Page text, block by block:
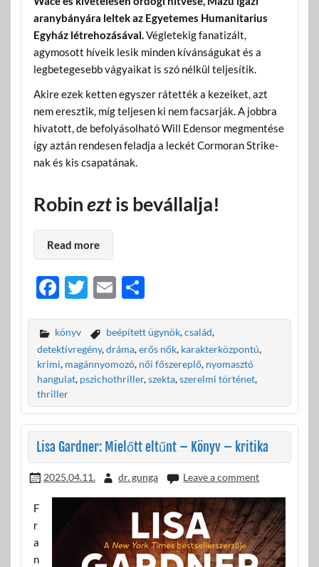
aranybányára leltek az Egyetemes Humanitarius
Egyház létrehozásával.Végletekig fanatizált,
agymosott híveik lesik minden kívánságukat és a
legbetegesebb vágyaikat is szó nélkül teljesítik.
Akire ezek ketten egyszer rátették a kezeiket, azt
nem eresztik, míg teljesen ki nem facsarják. A jobbra
hivatott, de befolyásolható Will Edensor megmentése
így aztán rendesen feladja a leckét Cormoran Strike-
nak és kis csapatának.
Robineztis bevállalja!
Read more
F
e
b
o
o
k
T
itt
er
E
ail
O
za
m
e
g
könyv beépített ügynök,család,
detektívregény,dráma,erős nők, karakterközpontú,
krimi, magánnyomozó, női főszereplő, nyomasztó
hangulat, pszichothriller,szekta,szerelmi történet,
thriller
Lisa Gardner: Mielőtt eltűnt – Könyv – kritika
2025.04.11. dr. gunga Leave a comment
F
r
a
n